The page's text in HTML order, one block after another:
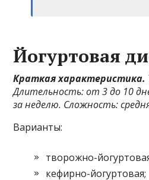
Йогуртовая
Краткая характеристика.
Длительность: от 3 до 10
за неделю. Сложность:
Варианты:
творожно-
кефирно-йогуртовая;